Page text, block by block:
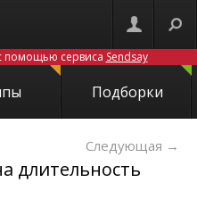
помощью сервиса Sendsay
Подборки
Следующая →
длительность